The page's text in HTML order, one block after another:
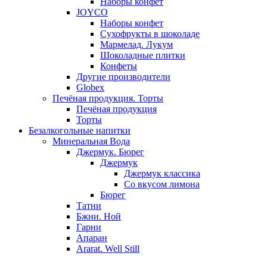
JOYCO
Наборы конфет
Сухофрукты в шоколаде
Мармелад. Лукум
Шоколадные плитки
Конфеты
Другие производители
Globex
Печёная продукция. Торты
Печёная продукция
Торты
Безалкогольные напитки
Минеральная Вода
Джермук. Бюрег
Джермук
Джермук классика
Со вкусом лимона
Бюрег
Татни
Бжни. Ной
Гарни
Апаран
Ararat. Well Still